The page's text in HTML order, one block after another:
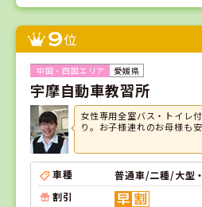
9位
愛媛県
宇摩自動車教習所
女性専用全室バス・トイレ
り。お子様連れのお母様も安
車種
普通車/二種/大型
割引